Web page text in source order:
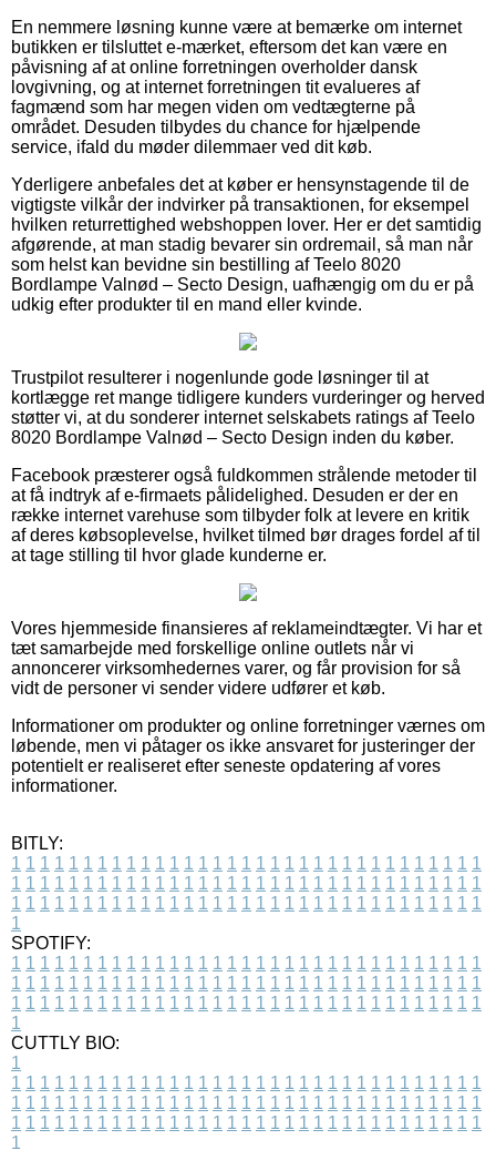
En nemmere løsning kunne være at bemærke om internet
butikken er tilsluttet e-mærket, eftersom det kan være en
påvisning af at online forretningen overholder dansk
lovgivning, og at internet forretningen tit evalueres af
fagmænd som har megen viden om vedtægterne på
området. Desuden tilbydes du chance for hjælpende
service, ifald du møder dilemmaer ved dit køb.
Yderligere anbefales det at køber er hensynstagende til de
vigtigste vilkår der indvirker på transaktionen, for eksempel
hvilken returrettighed webshoppen lover. Her er det samtidig
afgørende, at man stadig bevarer sin ordremail, så man når
som helst kan bevidne sin bestilling af Teelo 8020
Bordlampe Valnød – Secto Design, uafhængig om du er på
udkig efter produkter til en mand eller kvinde.
Trustpilot resulterer i nogenlunde gode løsninger til at
kortlægge ret mange tidligere kunders vurderinger og herved
støtter vi, at du sonderer internet selskabets ratings af Teelo
8020 Bordlampe Valnød – Secto Design inden du køber.
Facebook præsterer også fuldkommen strålende metoder til
at få indtryk af e-firmaets pålidelighed. Desuden er der en
række internet varehuse som tilbyder folk at levere en kritik
af deres købsoplevelse, hvilket tilmed bør drages fordel af til
at tage stilling til hvor glade kunderne er.
Vores hjemmeside finansieres af reklameindtægter. Vi har et
tæt samarbejde med forskellige online outlets når vi
annoncerer virksomhedernes varer, og får provision for så
vidt de personer vi sender videre udfører et køb.
Informationer om produkter og online forretninger værnes om
løbende, men vi påtager os ikke ansvaret for justeringer der
potentielt er realiseret efter seneste opdatering af vores
informationer.
BITLY:
1 1 1 1 1 1 1 1 1 1 1 1 1 1 1 1 1 1 1 1 1 1 1 1 1 1 1 1 1 1 1 1 1
1 1 1 1 1 1 1 1 1 1 1 1 1 1 1 1 1 1 1 1 1 1 1 1 1 1 1 1 1 1 1 1 1
1 1 1 1 1 1 1 1 1 1 1 1 1 1 1 1 1 1 1 1 1 1 1 1 1 1 1 1 1 1 1 1 1
1
SPOTIFY:
1 1 1 1 1 1 1 1 1 1 1 1 1 1 1 1 1 1 1 1 1 1 1 1 1 1 1 1 1 1 1 1 1
1 1 1 1 1 1 1 1 1 1 1 1 1 1 1 1 1 1 1 1 1 1 1 1 1 1 1 1 1 1 1 1 1
1 1 1 1 1 1 1 1 1 1 1 1 1 1 1 1 1 1 1 1 1 1 1 1 1 1 1 1 1 1 1 1 1
1
CUTTLY BIO:
1
1 1 1 1 1 1 1 1 1 1 1 1 1 1 1 1 1 1 1 1 1 1 1 1 1 1 1 1 1 1 1 1 1
1 1 1 1 1 1 1 1 1 1 1 1 1 1 1 1 1 1 1 1 1 1 1 1 1 1 1 1 1 1 1 1 1
1 1 1 1 1 1 1 1 1 1 1 1 1 1 1 1 1 1 1 1 1 1 1 1 1 1 1 1 1 1 1 1 1
1